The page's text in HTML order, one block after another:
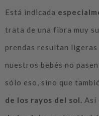
Está indicada
trata de una fibra muy
prendas resultan
nuestros bebés no
sólo eso, sino que
de los rayos del sol. Así